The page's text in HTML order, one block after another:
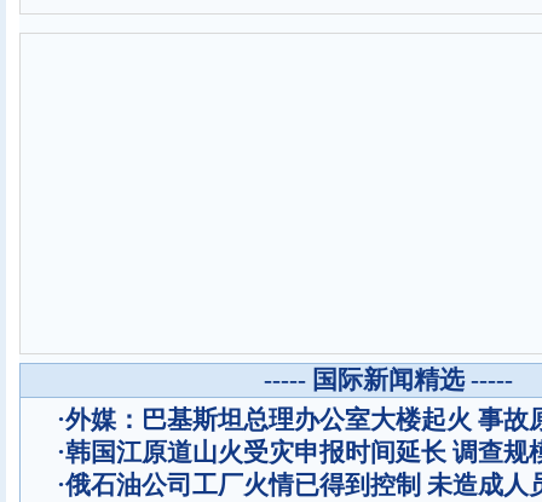
----- 国际新闻精选 -----
·外媒：巴基斯坦总理办公室大楼起火 事故
·韩国江原道山火受灾申报时间延长 调查规
·俄石油公司工厂火情已得到控制 未造成人